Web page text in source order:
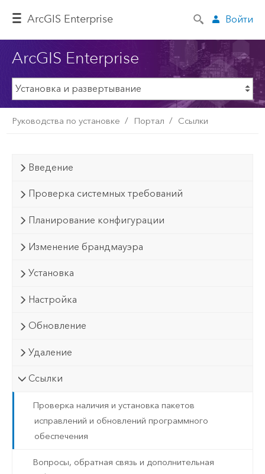
ArcGIS Enterprise Войти
ArcGIS Enterprise
Руководства по установке Портал Ссылки
Введение
Проверка системных требований
Планирование конфигурации
Изменение брандмауэра
Установка
Настройка
Обновление
Удаление
Ссылки
Проверка наличия и установка пакетов
исправлений и обновлений программного
обеспечения
Вопросы, обратная связь и дополнительная